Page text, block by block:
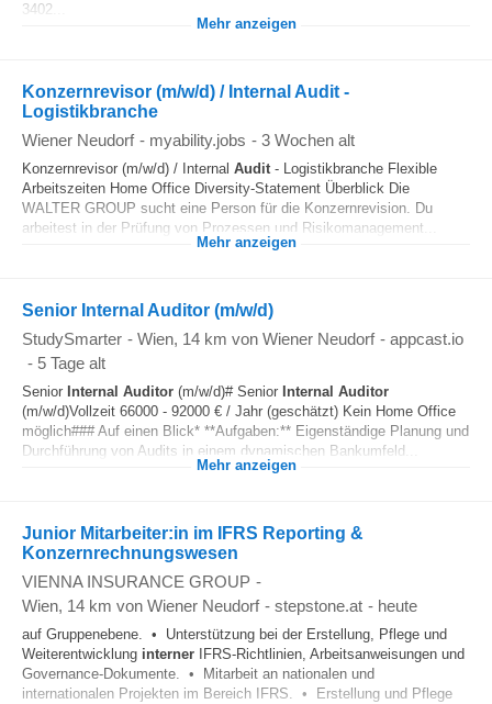
3402...
Mehr anzeigen
Konzernrevisor (m/w/d) / Internal Audit -
Logistikbranche
Wiener Neudorf - myability.jobs - 3 Wochen alt
Konzernrevisor (m/w/d) / Internal Audit- Logistikbranche Flexible
Arbeitszeiten Home Office Diversity-Statement Überblick Die
WALTER GROUP sucht eine Person für die Konzernrevision. Du
arbeitest in der Prüfung von Prozessen und Risikomanagement...
Mehr anzeigen
Senior Internal Auditor (m/w/d)
StudySmarter - Wien, 14 km von Wiener Neudorf - appcast.io
- 5 Tage alt
Senior Internal Auditor (m/w/d)# Senior Internal Auditor
(m/w/d)Vollzeit 66000 - 92000 € / Jahr (geschätzt) Kein Home Office
möglich### Auf einen Blick* **Aufgaben:** Eigenständige Planung und
Durchführung von Audits in einem dynamischen Bankumfeld...
Mehr anzeigen
Junior Mitarbeiter:in im IFRS Reporting &
Konzernrechnungswesen
VIENNA INSURANCE GROUP -
Wien, 14 km von Wiener Neudorf - stepstone.at - heute
auf Gruppenebene. • Unterstützung bei der Erstellung, Pflege und
Weiterentwicklung interner IFRS-Richtlinien, Arbeitsanweisungen und
Governance-Dokumente. • Mitarbeit an nationalen und
internationalen Projekten im Bereich IFRS. • Erstellung und Pflege